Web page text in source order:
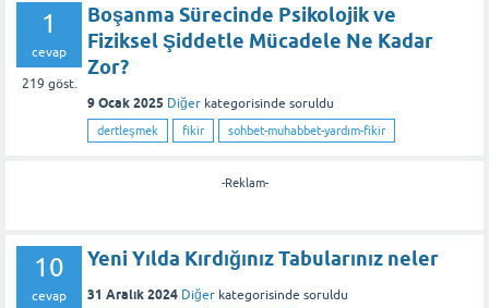
1
cevap
219 göst.
Boşanma Sürecinde Psikolojik ve
Fiziksel Şiddetle Mücadele Ne Kadar
Zor?
9 Ocak 2025 Diğer kategorisinde soruldu
dertleşmek fikir sohbet-muhabbet-yardım-fikir
-Reklam-
10
cevap
Yeni Yılda Kırdığınız Tabularınız neler
31 Aralık 2024 Diğer kategorisinde soruldu